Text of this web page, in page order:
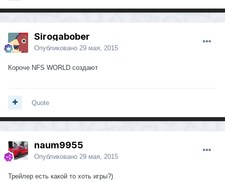
Sirogabober
Опубликовано 29 мая, 2015
Короче NFS WORLD создают
Quote
naum9955
Опубликовано 29 мая, 2015
Трейлер есть какой то хоть игры?)